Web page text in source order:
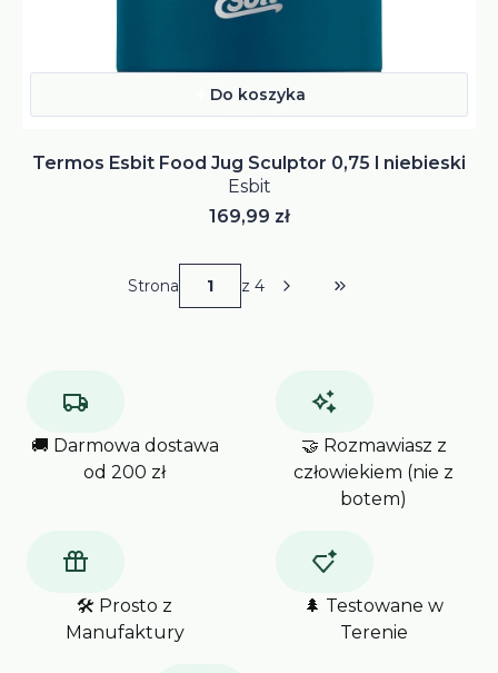
Do koszyka
Termos Esbit Food Jug Sculptor 0,75 l niebieski
Esbit
Cena
169,99 zł
Strona z 4 Przejdź do
🚚 Darmowa dostawa
od 200 zł
🤝 Rozmawiasz z
człowiekiem (nie z
botem)
🛠️ Prosto z
Manufaktury
🌲 Testowane w
Terenie